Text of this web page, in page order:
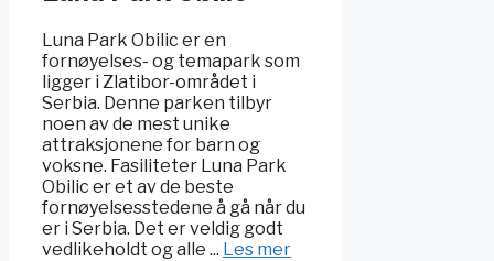
Luna Park Obilic er en
fornøyelses- og temapark som
ligger i Zlatibor-området i
Serbia. Denne parken tilbyr
noen av de mest unike
attraksjonene for barn og
voksne. Fasiliteter Luna Park
Obilic er et av de beste
fornøyelsesstedene å gå når du
er i Serbia. Det er veldig godt
vedlikeholdt og alle ... Les mer